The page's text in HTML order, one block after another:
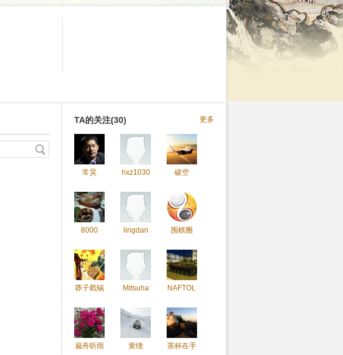
更多
TA的关注(30)
常昊 hxz1030 破空
8000 lingdan 围棋圈
莽子戳锅 Mitsuha NAFTOLIN
扁舟听雨 萦绕 茶杯在手